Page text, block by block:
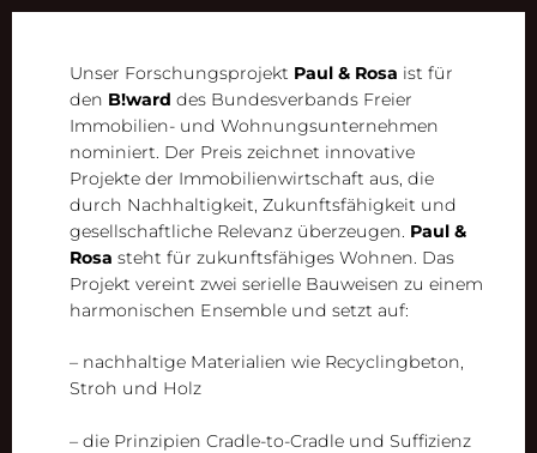
Unser Forschungsprojekt Paul & Rosa ist für
den B!ward des Bundesverbands Freier
Immobilien- und Wohnungsunternehmen
nominiert. Der Preis zeichnet innovative
Projekte der Immobilienwirtschaft aus, die
durch Nachhaltigkeit, Zukunftsfähigkeit und
gesellschaftliche Relevanz überzeugen. Paul &
Rosa steht für zukunftsfähiges Wohnen. Das
Projekt vereint zwei serielle Bauweisen zu einem
harmonischen Ensemble und setzt auf:
– nachhaltige Materialien wie Recyclingbeton,
Stroh und Holz
– die Prinzipien Cradle-to-Cradle und Suffizienz